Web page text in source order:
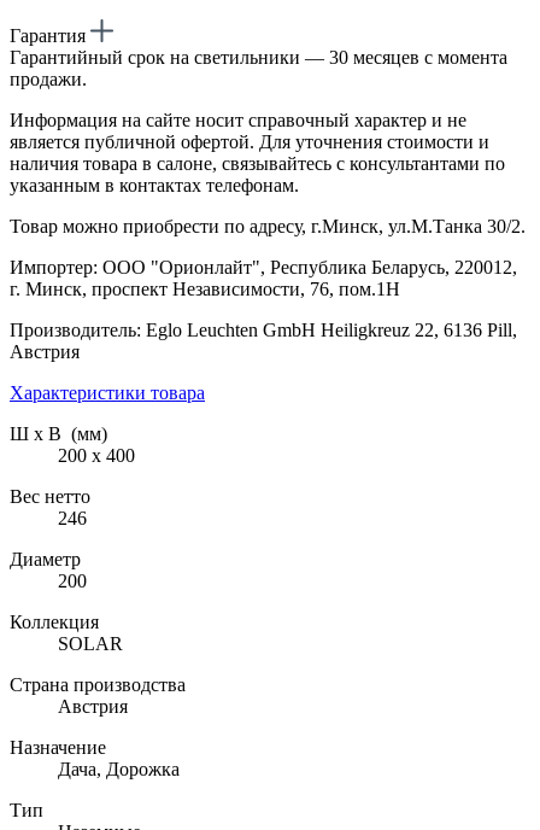
Гарантия
Гарантийный срок на светильники — 30 месяцев с момента
продажи.
Информация на сайте носит справочный характер и не
является публичной офертой. Для уточнения стоимости и
наличия товара в салоне, связывайтесь с консультантами по
указанным в контактах телефонам.
Товар можно приобрести по адресу, г.Минск, ул.М.Танка 30/2.
Импортер: ООО "Орионлайт", Республика Беларусь, 220012,
г. Минск, проспект Независимости, 76, пом.1Н
Производитель: Eglo Leuchten GmbH Heiligkreuz 22, 6136 Pill,
Австрия
Характеристики товара
Ш х В (мм)
200 х 400
Вес нетто
246
Диаметр
200
Коллекция
SOLAR
Страна производства
Австрия
Назначение
Дача, Дорожка
Тип